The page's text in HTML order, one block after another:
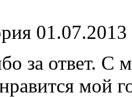
за ответ. С
мой